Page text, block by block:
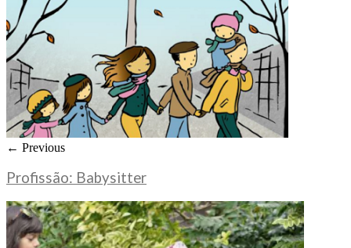
← Previous
Profissão: Babysitter